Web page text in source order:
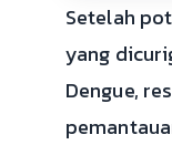
Setelah
yang
Dengue,